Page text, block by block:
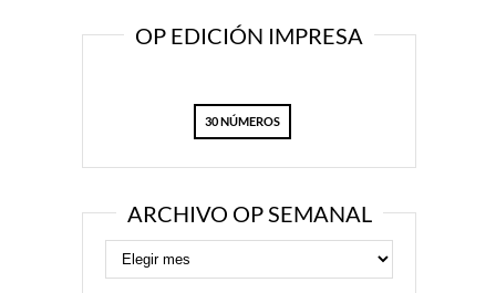
OP EDICIÓN IMPRESA
30 NÚMEROS
ARCHIVO OP SEMANAL